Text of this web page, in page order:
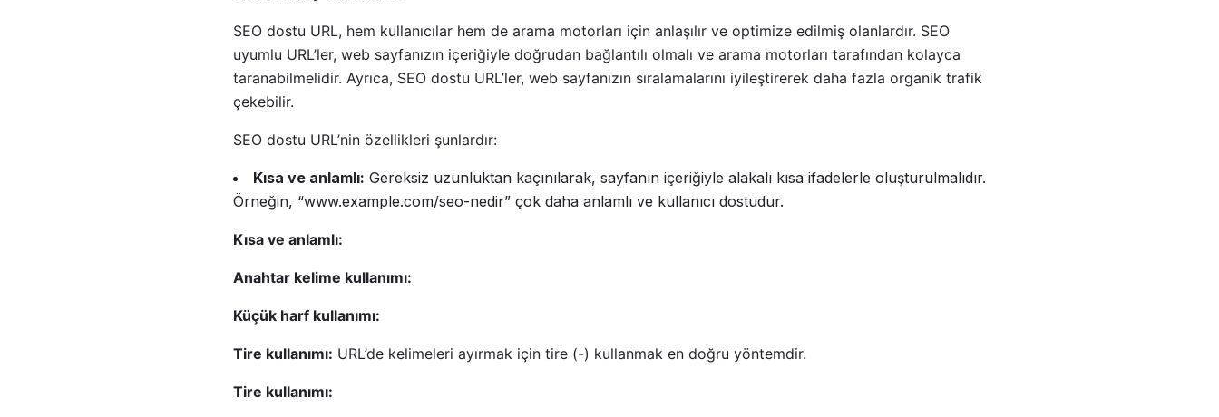
SEO dostu URL, hem kullanıcılar hem de arama motorları için anlaşılır ve optimize edilmiş olanlardır. SEO
uyumlu URL’ler, web sayfanızın içeriğiyle doğrudan bağlantılı olmalı ve arama motorları tarafından kolayca
taranabilmelidir. Ayrıca, SEO dostu URL’ler, web sayfanızın sıralamalarını iyileştirerek daha fazla organik trafik
çekebilir.
SEO dostu URL’nin özellikleri şunlardır:
Kısa ve anlamlı: Gereksiz uzunluktan kaçınılarak, sayfanın içeriğiyle alakalı kısa ifadelerle oluşturulmalıdır.
Örneğin, “www.example.com/seo-nedir” çok daha anlamlı ve kullanıcı dostudur.
Kısa ve anlamlı:
Anahtar kelime kullanımı:
Küçük harf kullanımı:
Tire kullanımı: URL’de kelimeleri ayırmak için tire (-) kullanmak en doğru yöntemdir.
Tire kullanımı: